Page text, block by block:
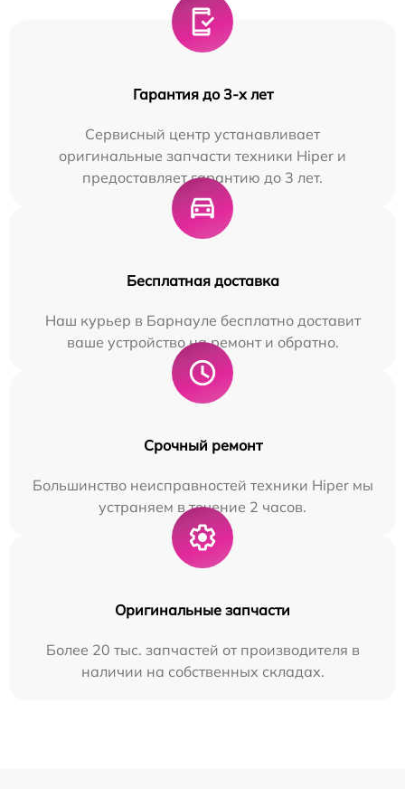
Гарантия до 3-х лет
Сервисный центр устанавливает
оригинальные запчасти техники Hiper и
предоставляет гарантию до 3 лет.
Бесплатная доставка
Наш курьер в Барнауле бесплатно доставит
ваше устройство на ремонт и обратно.
Срочный ремонт
Большинство неисправностей техники Hiper мы
устраняем в течение 2 часов.
Оригинальные запчасти
Более 20 тыс. запчастей от производителя в
наличии на собственных складах.